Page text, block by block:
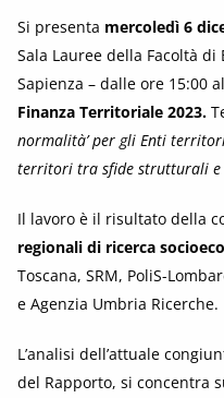
Si presenta mercoledì 6
Sala Lauree della Facoltà di
Sapienza – dalle ore 15:00
Finanza Territoriale 2023.
normalità’ per gli Enti
territori tra sfide strutturali
Il lavoro è il risultato della
regionali di ricerca
Toscana, SRM, PoliS-
e Agenzia Umbria Ricerche.
L’analisi dell’attuale
del Rapporto, si concentra